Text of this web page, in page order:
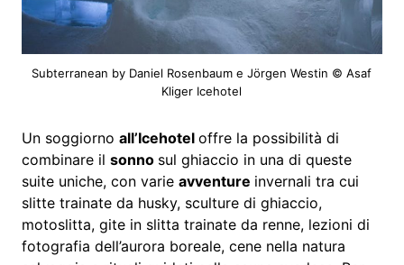
Subterranean by Daniel Rosenbaum e Jörgen Westin © Asaf
Kliger Icehotel
Un soggiorno all’Icehotel offre la possibilità di
combinare il sonno sul ghiaccio in una di queste
suite uniche, con varie avventure invernali tra cui
slitte trainate da husky, sculture di ghiaccio,
motoslitta, gite in slitta trainate da renne, lezioni di
fotografia dell’aurora boreale, cene nella natura